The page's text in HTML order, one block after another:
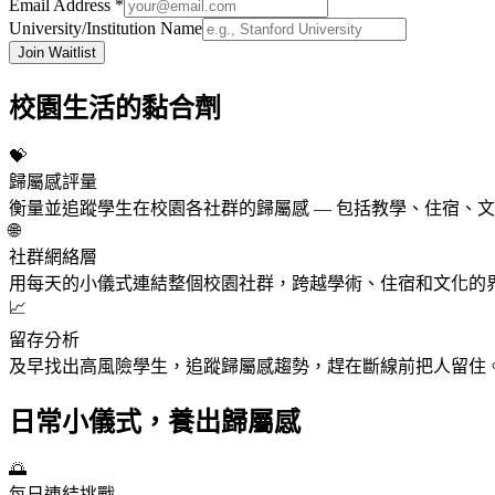
Email Address *
University/Institution Name
Join Waitlist
校園生活的黏合劑
💝
歸屬感評量
衡量並追蹤學生在校園各社群的歸屬感 — 包括教學、住宿、文
🌐
社群網絡層
用每天的小儀式連結整個校園社群，跨越學術、住宿和文化的
📈
留存分析
及早找出高風險學生，追蹤歸屬感趨勢，趕在斷線前把人留住
日常小儀式，養出歸屬感
🌅